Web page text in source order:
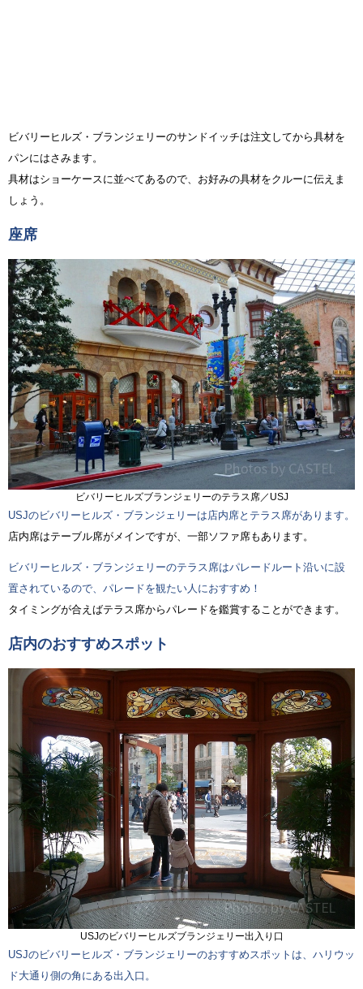
ビバリーヒルズ・ブランジェリーのサンドイッチは注文してから具材を
パンにはさみます。
具材はショーケースに並べてあるので、お好みの具材をクルーに伝えま
しょう。
座席
ビバリーヒルズブランジェリーのテラス席／USJ
USJのビバリーヒルズ・ブランジェリーは店内席とテラス席があります。
店内席はテーブル席がメインですが、一部ソファ席もあります。
ビバリーヒルズ・ブランジェリーのテラス席はパレードルート沿いに設
置されているので、パレードを観たい人におすすめ！
タイミングが合えばテラス席からパレードを鑑賞することができます。
店内のおすすめスポット
USJのビバリーヒルズブランジェリー出入り口
USJのビバリーヒルズ・ブランジェリーのおすすめスポットは、ハリウッ
ド大通り側の角にある出入口。